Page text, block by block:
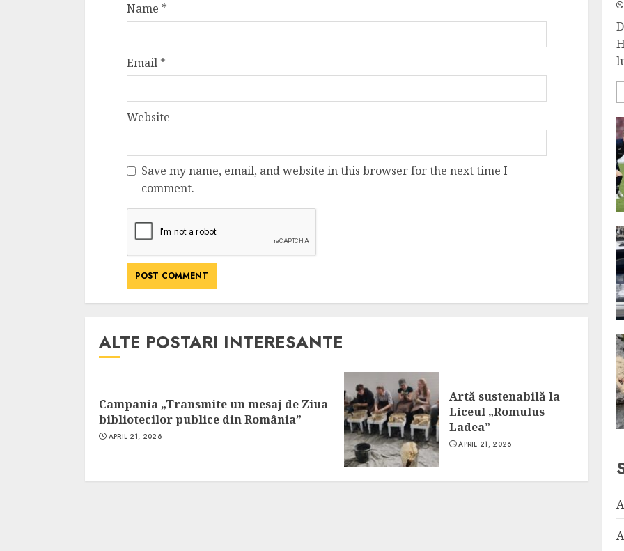
Name *
Email *
Website
Save my name, email, and website in this browser for the next time I
comment.
ALTE POSTARI INTERESANTE
Campania „Transmite un mesaj de Ziua
bibliotecilor publice din România”
APRIL 21, 2026
Artă sustenabilă la
Liceul „Romulus
Ladea”
APRIL 21, 2026